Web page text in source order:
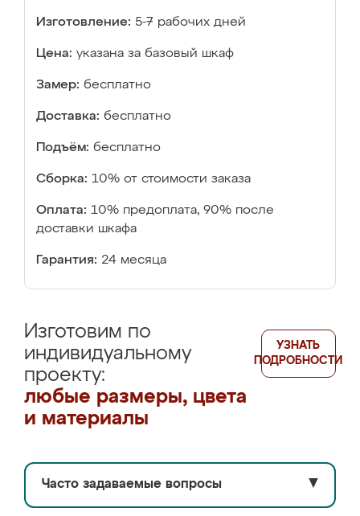
Изготовление: 5-7 рабочих дней
Цена: указана за базовый шкаф
Замер: бесплатно
Доставка: бесплатно
Подъём: бесплатно
Сборка: 10% от стоимости заказа
Оплата: 10% предоплата, 90% после
доставки шкафа
Гарантия: 24 месяца
Изготовим по
индивидуальному
проекту:
любые размеры, цвета
и материалы
УЗНАТЬ
ПОДРОБНОСТИ
Часто задаваемые вопросы ▼